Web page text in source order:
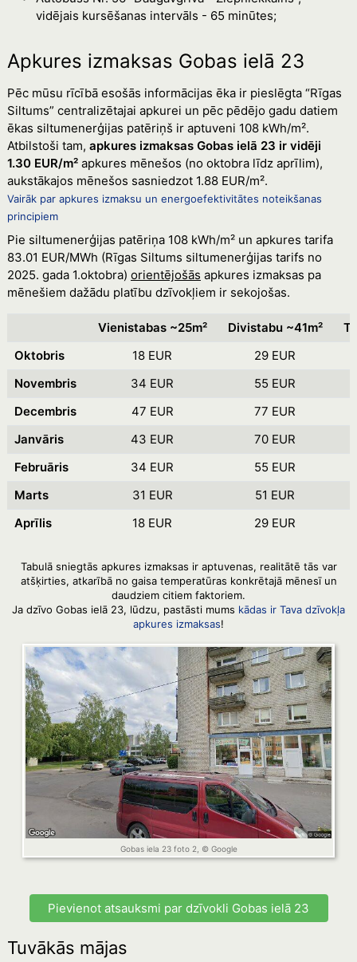
vidējais kursēšanas intervāls - 65 minūtes;
Apkures izmaksas Gobas ielā 23
Pēc mūsu rīcībā esošās informācijas ēka ir pieslēgta “Rīgas
Siltums” centralizētajai apkurei un pēc pēdējo gadu datiem
ēkas siltumenerģijas patēriņš ir aptuveni 108 kWh/m².
Atbilstoši tam, apkures izmaksas Gobas ielā 23 ir vidēji
1.30 EUR/m²apkures mēnešos (no oktobra līdz aprīlim),
aukstākajos mēnešos sasniedzot 1.88 EUR/m².
Vairāk par apkures izmaksu un energoefektivitātes noteikšanas
principiem
Pie siltumenerģijas patēriņa 108 kWh/m² un apkures tarifa
83.01 EUR/MWh (Rīgas Siltums siltumenerģijas tarifs no
2025. gada 1.oktobra) orientējošās apkures izmaksas pa
mēnešiem dažādu platību dzīvokļiem ir sekojošas.
Vienistabas ~25m² Divistabu ~41m²
Oktobris
18 EUR
29 EUR
Novembris
34 EUR
55 EUR
Decembris
47 EUR
77 EUR
Janvāris
43 EUR
70 EUR
Februāris
34 EUR
55 EUR
Marts
31 EUR
51 EUR
Aprīlis
18 EUR 29 EUR
Tabulā sniegtās apkures izmaksas ir aptuvenas, realitātē tās var
atšķirties, atkarībā no gaisa temperatūras konkrētajā mēnesī un
daudziem citiem faktoriem.
Ja dzīvo Gobas ielā 23, lūdzu, pastāsti mums kādas ir Tava dzīvokļa
apkures izmaksas!
Gobas iela 23 foto 2, © Google
Pievienot atsauksmi par dzīvokli Gobas ielā 23
Tuvākās mājas